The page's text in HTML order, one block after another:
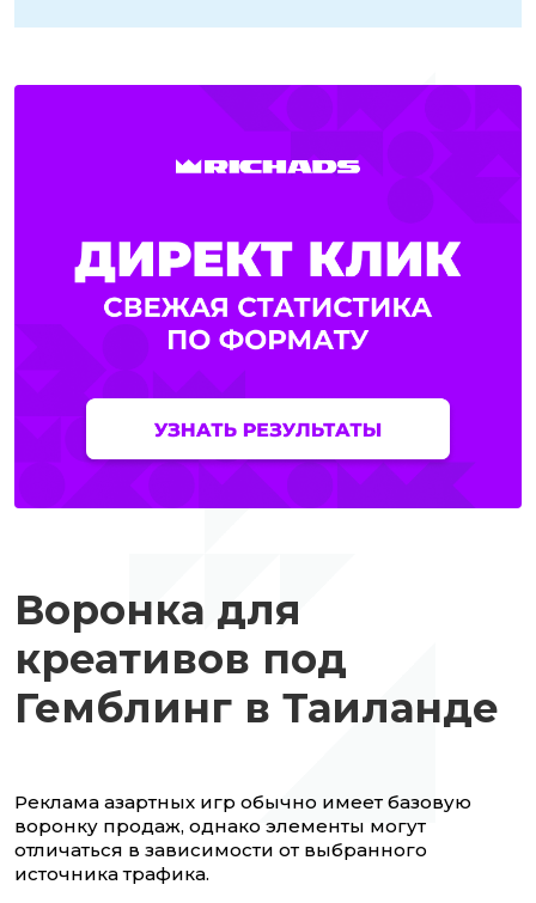
Воронка для
креативов под
Гемблинг в Таиланде
Реклама азартных игр обычно имеет базовую
воронку продаж, однако элементы могут
отличаться в зависимости от выбранного
источника трафика.